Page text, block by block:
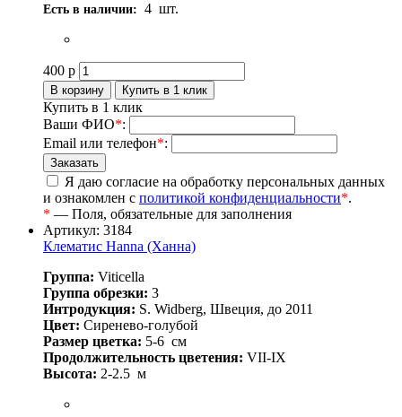
Есть в наличии: 4 шт.
400 р
Купить в 1 клик
Ваши ФИО*:
Email или телефон*:
Я даю согласие на обработку персональных данных
и ознакомлен с политикой конфиденциальности*.
* — Поля, обязательные для заполнения
Артикул: 3184
Клематис Hanna (Ханна)
Группа: Viticella
Группа обрезки: 3
Интродукция: S. Widberg, Швеция, до 2011
Цвет: Сиренево-голубой
Размер цветка: 5-6 см
Продолжительность цветения: VII-IX
Высота: 2-2.5 м